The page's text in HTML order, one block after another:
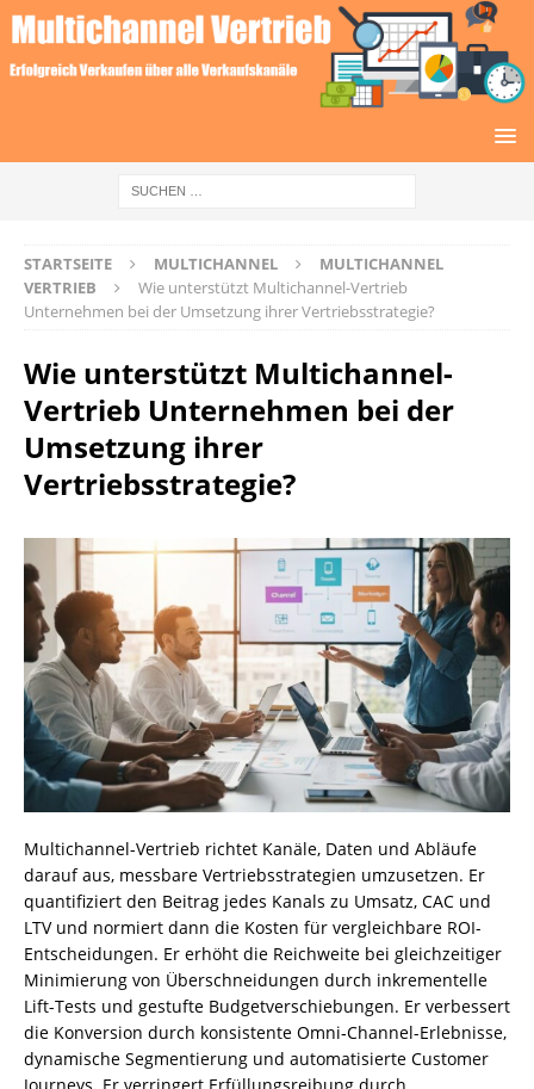
STARTSEITE MULTICHANNEL
MULTICHANNEL
VERTRIEB
Wie unterstützt Multichannel-Vertrieb
Unternehmen bei der Umsetzung ihrer Vertriebsstrategie?
Wie unterstützt Multichannel-
Vertrieb Unternehmen bei der
Umsetzung ihrer
Vertriebsstrategie?
Multichannel-Vertrieb richtet Kanäle, Daten und Abläufe
darauf aus, messbare Vertriebsstrategien umzusetzen. Er
quantifiziert den Beitrag jedes Kanals zu Umsatz, CAC und
LTV und normiert dann die Kosten für vergleichbare ROI-
Entscheidungen. Er erhöht die Reichweite bei gleichzeitiger
Minimierung von Überschneidungen durch inkrementelle
Lift-Tests und gestufte Budgetverschiebungen. Er verbessert
die Konversion durch konsistente Omni‑Channel-Erlebnisse,
dynamische Segmentierung und automatisierte Customer
Journeys. Er verringert Erfüllungsreibung durch